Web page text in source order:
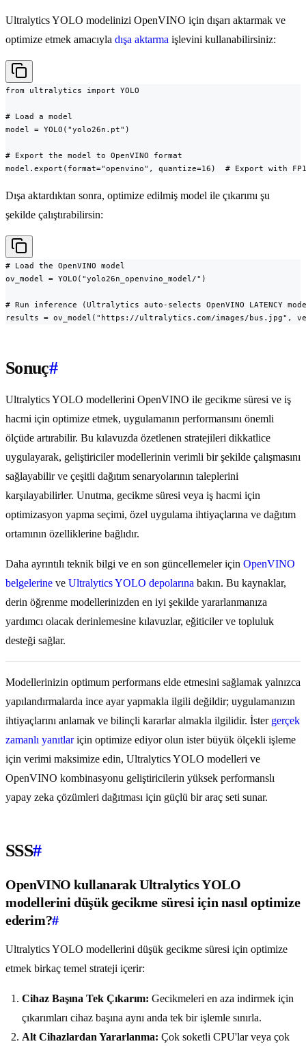
Ultralytics YOLO modelinizi OpenVINO için dışarı aktarmak ve
optimize etmek amacıyla dışa aktarma işlevini kullanabilirsiniz:
from ultralytics import YOLO
# Load a model
model = YOLO("yolo26n.pt")
# Export the model to OpenVINO format
model.export(format="openvino", quantize=16)  # Export with
Dışa aktardıktan sonra, optimize edilmiş model ile çıkarımı şu
şekilde çalıştırabilirsin:
# Load the OpenVINO model
ov_model = YOLO("yolo26n_openvino_model/")
# Run inference (Ultralytics auto-selects OpenVINO LATENCY
results = ov_model("https://ultralytics.com/images/bus.jpg",
Sonuç#
Ultralytics YOLO modellerini OpenVINO ile gecikme süresi ve iş
hacmi için optimize etmek, uygulamanın performansını önemli
ölçüde artırabilir. Bu kılavuzda özetlenen stratejileri dikkatlice
uygulayarak, geliştiriciler modellerinin verimli bir şekilde çalışmasını
sağlayabilir ve çeşitli dağıtım senaryolarının taleplerini
karşılayabilirler. Unutma, gecikme süresi veya iş hacmi için
optimizasyon yapma seçimi, özel uygulama ihtiyaçlarına ve dağıtım
ortamının özelliklerine bağlıdır.
Daha ayrıntılı teknik bilgi ve en son güncellemeler için OpenVINO
belgelerine ve Ultralytics YOLO depolarına bakın. Bu kaynaklar,
derin öğrenme modellerinizden en iyi şekilde yararlanmanıza
yardımcı olacak derinlemesine kılavuzlar, eğiticiler ve topluluk
desteği sağlar.
Modellerinizin optimum performans elde etmesini sağlamak yalnızca
yapılandırmalarda ince ayar yapmakla ilgili değildir; uygulamanızın
ihtiyaçlarını anlamak ve bilinçli kararlar almakla ilgilidir. İster gerçek
zamanlı yanıtlariçin optimize ediyor olun ister büyük ölçekli işleme
için verimi maksimize edin, Ultralytics YOLO modelleri ve
OpenVINO kombinasyonu geliştiricilerin yüksek performanslı
yapay zeka çözümleri dağıtması için güçlü bir araç seti sunar.
SSS#
OpenVINO kullanarak Ultralytics YOLO
modellerini düşük gecikme süresi için nasıl optimize
ederim?#
Ultralytics YOLO modellerini düşük gecikme süresi için optimize
etmek birkaç temel strateji içerir:
Cihaz Başına Tek Çıkarım: Gecikmeleri en aza indirmek için
çıkarımları cihaz başına aynı anda tek bir işlemle sınırla.
Alt Cihazlardan Yararlanma: Çok soketli CPU'lar veya çok